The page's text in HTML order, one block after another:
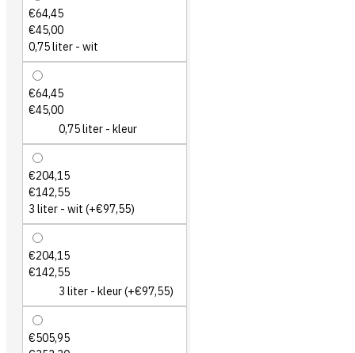
€64,45
€45,00
0,75 liter - wit
€64,45
€45,00
0,75 liter - kleur
€204,15
€142,55
3 liter - wit (+€97,55)
€204,15
€142,55
3 liter - kleur(+€97,55)
€505,95